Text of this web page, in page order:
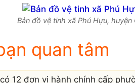
Bản đồ vệ tinh xã Phú Hựu,
quan tâm
có 12 đơn vị hành chính cấp